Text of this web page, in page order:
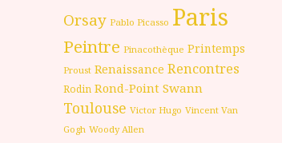
Orsay Pablo Picasso Paris
Peintre Pinacothèque Printemps
Proust Renaissance Rencontres
Rodin Rond-Point Swann
Toulouse Victor Hugo Vincent Van
Gogh Woody Allen